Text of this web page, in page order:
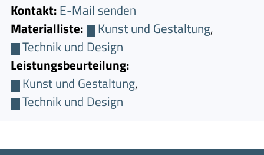
Kontakt:E-Mail senden
Materialliste:
Kunst und Gestaltung,
Technik und Design
Leistungsbeurteilung:
Kunst und Gestaltung,
Technik und Design